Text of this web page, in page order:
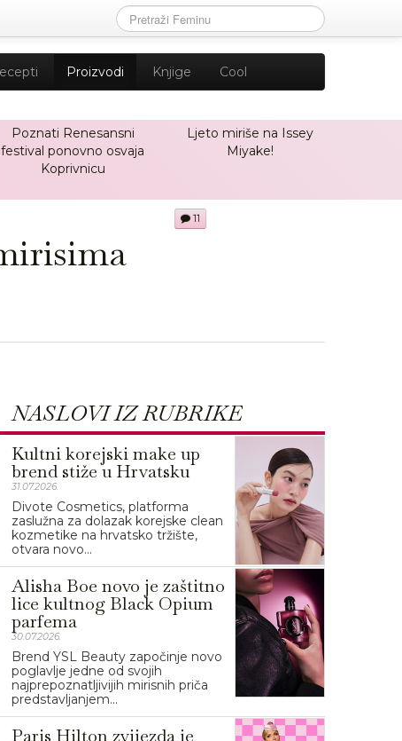
Proizvodi Knjige Cool
Poznati Renesansni
festival ponovno osvaja
Koprivnicu
Ljeto miriše na Issey
Miyake!
11
NASLOVI IZ RUBRIKE
Kultni korejski make up
brend stiže u Hrvatsku
31.07.2026.
Divote Cosmetics, platforma
zaslužna za dolazak korejske clean
kozmetike na hrvatsko tržište,
otvara novo...
Alisha Boe novo je zaštitno
lice kultnog Black Opium
parfema
30.07.2026.
Brend YSL Beauty započinje novo
poglavlje jedne od svojih
najprepoznatljivijih mirisnih priča
predstavljanjem...
Paris Hilton zvijezda je